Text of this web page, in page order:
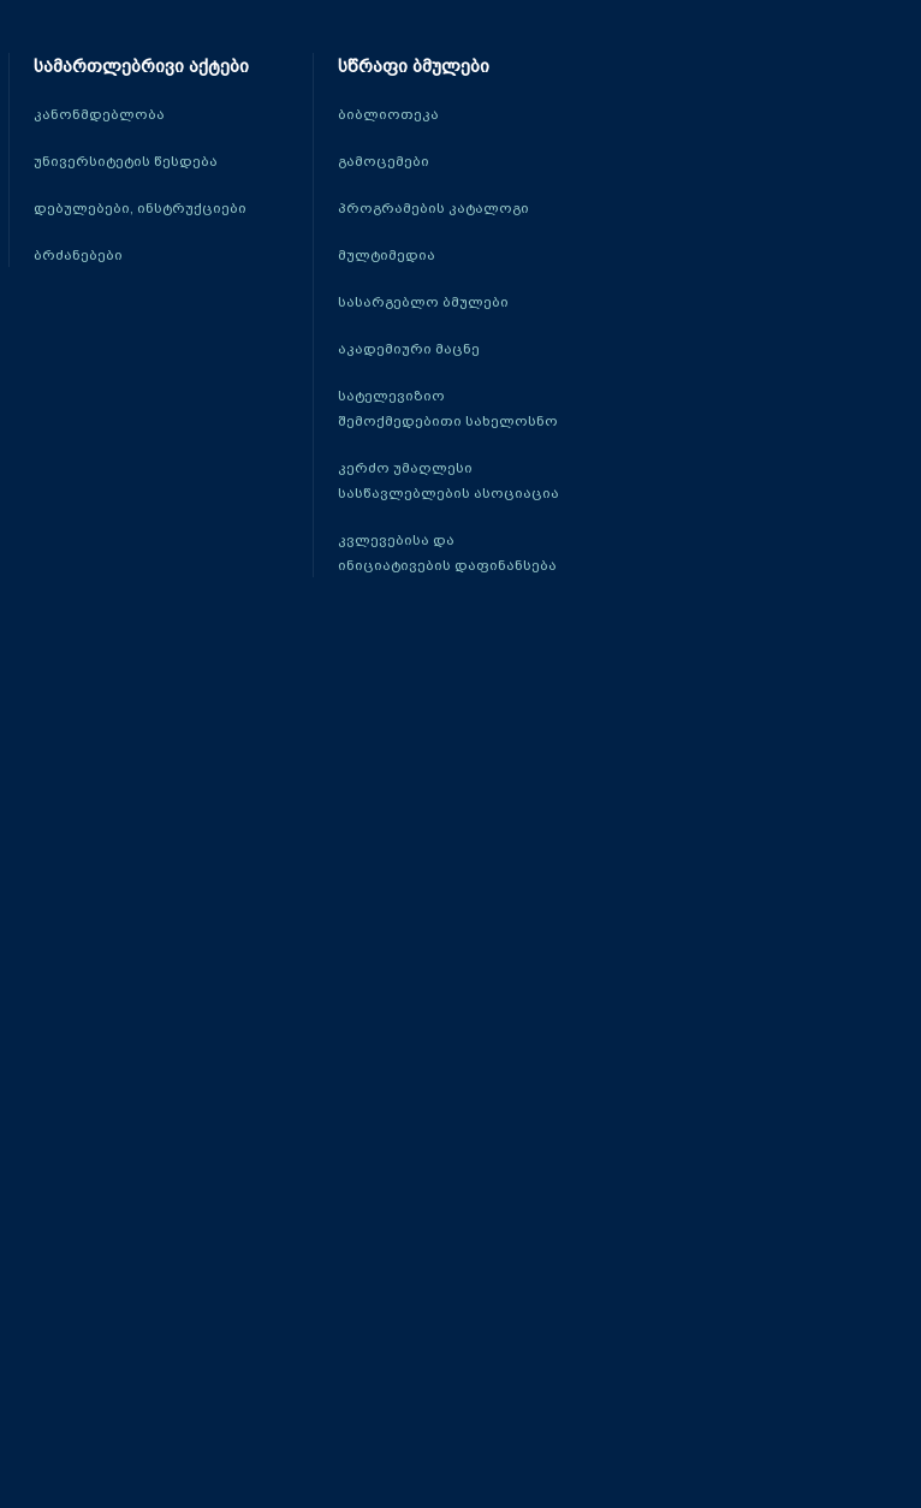
სამართლებრივი აქტები
კანონმდებლობა
უნივერსიტეტის წესდება
დებულებები, ინსტრუქციები
ბრძანებები
სწრაფი ბმულები
ბიბლიოთეკა
გამოცემები
პროგრამების კატალოგი
მულტიმედია
სასარგებლო ბმულები
აკადემიური მაცნე
სატელევიზიო
შემოქმედებითი სახელოსნო
კერძო უმაღლესი
სასწავლებლების ასოციაცია
კვლევებისა და
ინიციატივების დაფინანსება